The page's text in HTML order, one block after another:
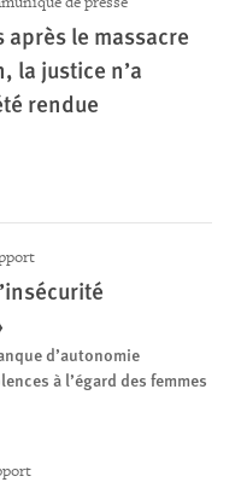
après le massacre
la justice n’a
rendue
d’autonomie
à l’égard des femmes